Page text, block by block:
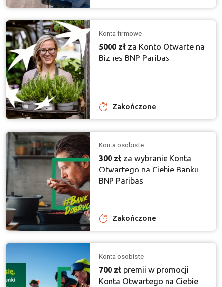
Konta firmowe
5000 zł za Konto Otwarte na
Biznes BNP Paribas
Zakończone
Konta osobiste
300 zł za wybranie Konta
Otwartego na Ciebie Banku
BNP Paribas
Zakończone
Konta osobiste
700 zł premii w promocji
Konta Otwartego na Ciebie